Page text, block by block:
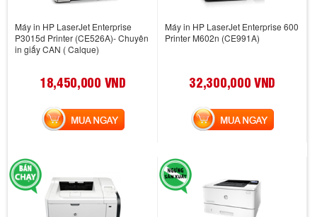
Máy in HP LaserJet Enterprise
P3015d Printer (CE526A)- Chuyên
in giấy CAN ( Calque)
18,450,000 VND
MUA NGAY
Máy in HP LaserJet Enterprise 600
Printer M602n (CE991A)
32,300,000 VND
MUA NGAY